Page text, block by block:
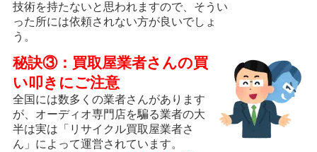
技術を持たないと思われますので、そうい
った所には依頼されない方が良いでしょ
う。
秘訣③：買取屋業者さんの買
い叩きにご注意
全国には数多くの業者さんがあります
が、オーディオ専門店を騙る業者の大
半は実は「リサイクル買取屋業者さ
ん」によって運営されています。